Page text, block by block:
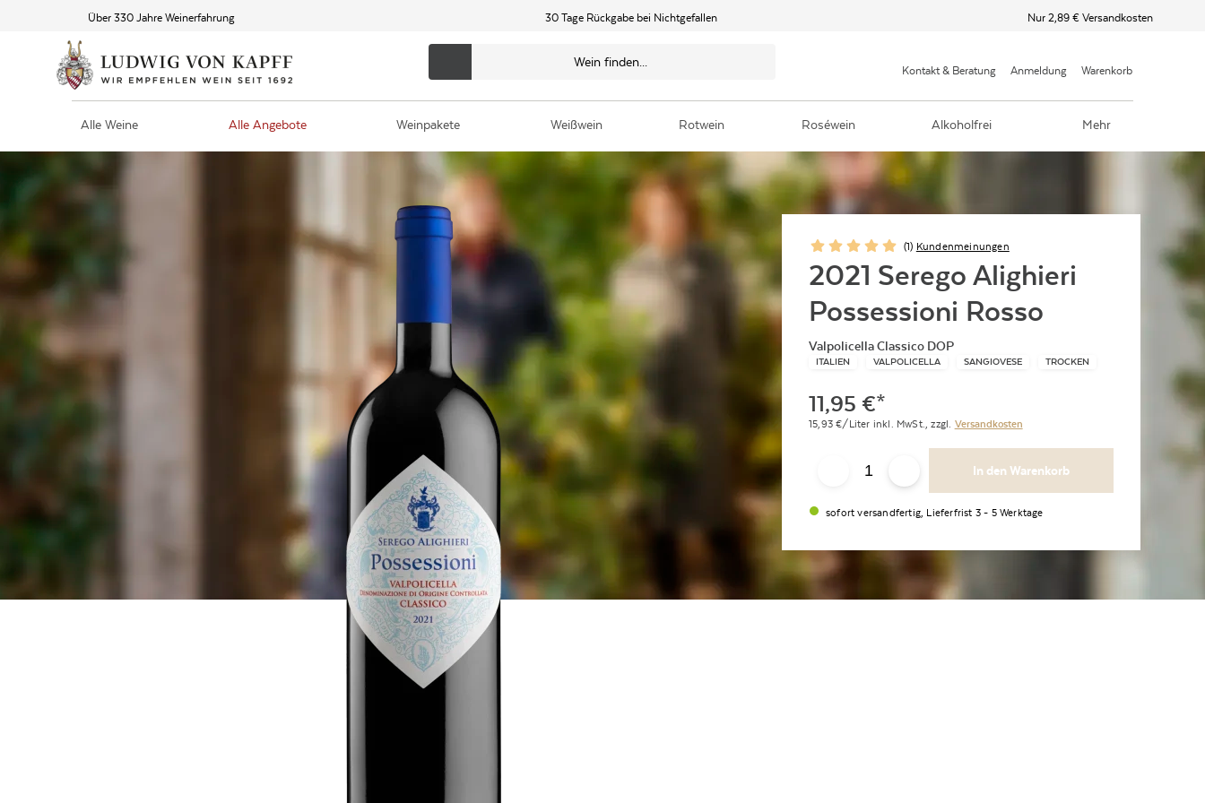
Über 330 Jahre Weinerfahrung 30 Tage Rückgabe bei Nichtgefallen Nur 2,89 € Versandkosten
Kontakt & Beratung Anmeldung Warenkorb
Alle Weine Alle Angebote Weinpakete Weißwein Rotwein Roséwein Alkoholfrei Mehr
(1) Kundenmeinungen
2021 Serego Alighieri
Possessioni Rosso
Valpolicella Classico DOP
ITALIEN VALPOLICELLA SANGIOVESE TROCKEN
11,95 €*
15,93 €/Liter inkl. MwSt., zzgl. Versandkosten
In den Warenkorb
sofort versandfertig, Lieferfrist 3 - 5 Werktage